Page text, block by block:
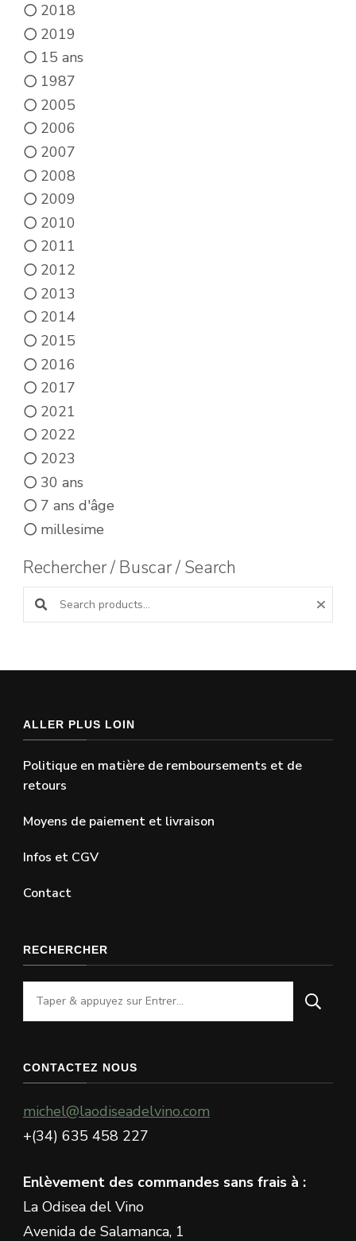
2018
2019
15 ans
1987
2005
2006
2007
2008
2009
2010
2011
2012
2013
2014
2015
2016
2017
2021
2022
2023
30 ans
7 ans d'âge
millesime
Rechercher / Buscar / Search
Search products:
ALLER PLUS LOIN
Politique en matière de remboursements et de
retours
Moyens de paiement et livraison
Infos et CGV
Contact
RECHERCHER
Vous
recherchiez
chose
CONTACTEZ NOUS
michel@laodiseadelvino.com
+(34) 635 458 227
Enlèvement des commandes sans frais à :
La Odisea del Vino
Avenida de Salamanca, 1